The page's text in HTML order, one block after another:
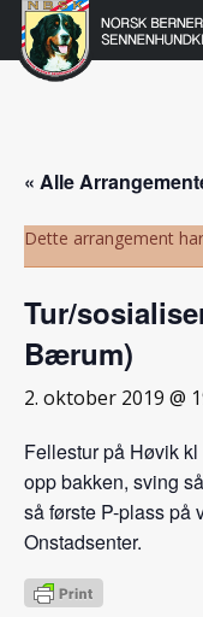
Gå
Norsk
Berner
« Alle
Dette arrangement
Tur/
Bærum)
2. oktober 2019 @
Fellestur på Høvik
opp bakken, sving
så første P-plass på
Onstadsenter.